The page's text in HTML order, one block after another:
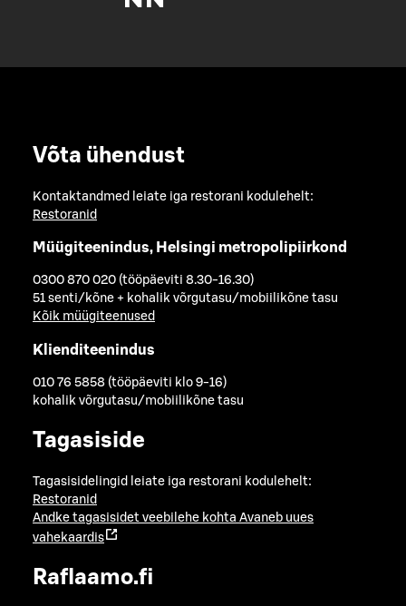
Võta ühendust
Kontaktandmed leiate iga restorani kodulehelt:
Restoranid
Müügiteenindus, Helsingi metropolipiirkond
0300 870 020 (tööpäeviti 8.30-16.30)
51 senti/kõne + kohalik võrgutasu/mobiilikõne tasu
Kõik müügiteenused
Klienditeenindus
010 76 5858 (tööpäeviti klo 9-16)
kohalik võrgutasu/mobiilikõne tasu
Tagasiside
Tagasisidelingid leiate iga restorani kodulehelt:
Restoranid
Andke tagasisidet veebilehe kohta Avaneb uues
vahekaardis
Raflaamo.fi